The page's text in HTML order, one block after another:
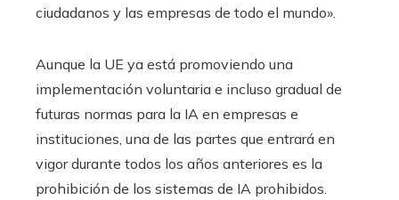
ciudadanos y las empresas de todo el mundo».
Aunque la UE ya está promoviendo una
implementación voluntaria e incluso gradual de
futuras normas para la IA en empresas e
instituciones, una de las partes que entrará en
vigor durante todos los años anteriores es la
prohibición de los sistemas de IA prohibidos.